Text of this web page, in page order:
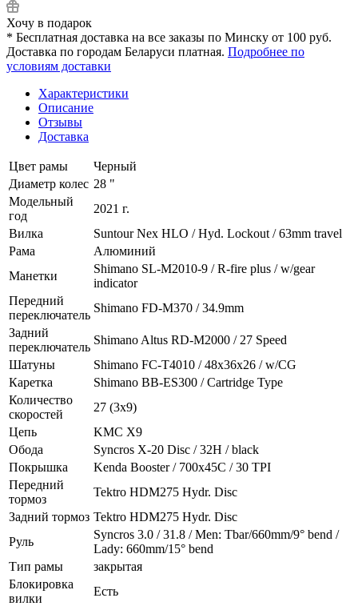
Хочу в подарок
* Бесплатная доставка на все заказы по Минску от 100 руб.
Доставка по городам Беларуси платная. Подробнее по
условиям доставки
Характеристики
Описание
Отзывы
Доставка
Цвет рамы
Черный
Диаметр колес 28 "
Модельный
год
2021 г.
Вилка
Suntour Nex HLO / Hyd. Lockout / 63mm travel
Рама
Алюминий
Манетки
Shimano SL-M2010-9 / R-fire plus / w/gear
indicator
Передний
переключатель
Shimano FD-M370 / 34.9mm
Задний
переключатель
Shimano Altus RD-M2000 / 27 Speed
Шатуны
Shimano FC-T4010 / 48x36x26 / w/CG
Каретка
Shimano BB-ES300 / Cartridge Type
Количество
скоростей
27 (3x9)
Цепь
KMC X9
Обода
Syncros X-20 Disc / 32H / black
Покрышка
Kenda Booster / 700x45C / 30 TPI
Передний
тормоз
Tektro HDM275 Hydr. Disc
Задний тормоз Tektro HDM275 Hydr. Disc
Руль
Syncros 3.0 / 31.8 / Men: Tbar/660mm/9° bend /
Lady: 660mm/15° bend
Тип рамы
закрытая
Блокировка
вилки
Есть